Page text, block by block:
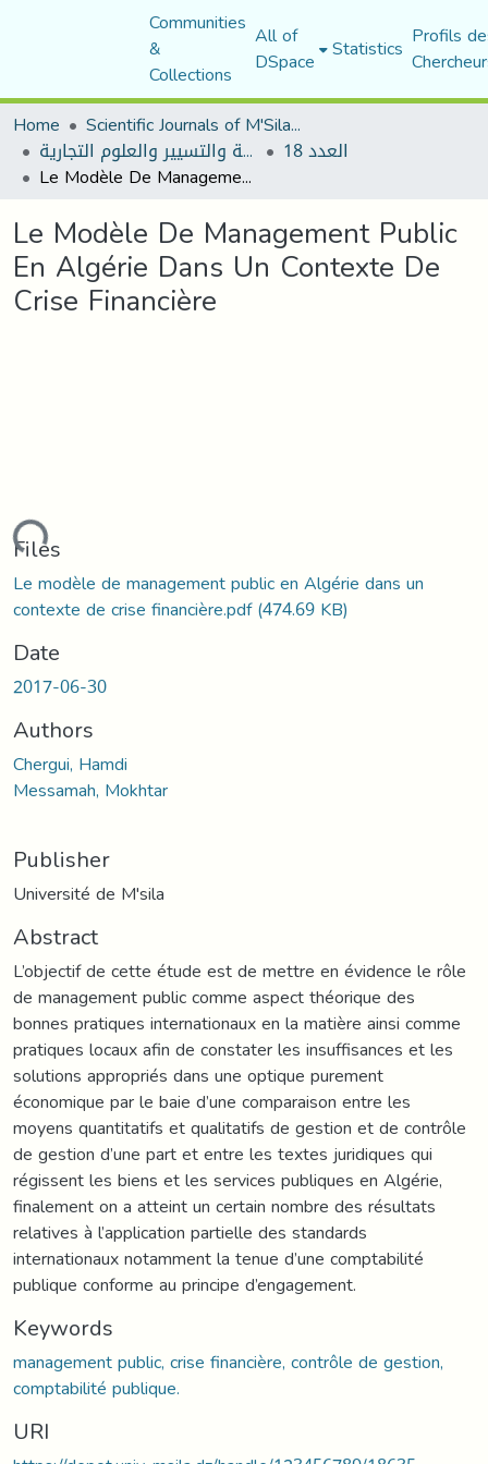
Communities
&
Collections
All of
DSpace Statistics Profils
Home
Scientific Journals of M'Sila University
مجلة العلوم الاقتصادية والتسيير والعلوم التجارية العدد 18
Le Modèle De Management Public En Algérie Dans Un Contexte De Crise Financière
Le Modèle De Management Public
En Algérie Dans Un Contexte De
Crise Financière
Files
Le modèle de management public en Algérie dans un
contexte de crise financière.pdf(474.69 KB)
Date
2017-06-30
Authors
Chergui, Hamdi
Messamah, Mokhtar
Publisher
Université de M'sila
Abstract
L’objectif de cette étude est de mettre en évidence le rôle
de management public comme aspect théorique des
bonnes pratiques internationaux en la matière ainsi comme
pratiques locaux afin de constater les insuffisances et les
solutions appropriés dans une optique purement
économique par le baie d’une comparaison entre les
moyens quantitatifs et qualitatifs de gestion et de contrôle
de gestion d’une part et entre les textes juridiques qui
régissent les biens et les services publiques en Algérie,
finalement on a atteint un certain nombre des résultats
relatives à l’application partielle des standards
internationaux notamment la tenue d’une comptabilité
publique conforme au principe d’engagement.
Keywords
management public, crise financière, contrôle de gestion,
comptabilité publique.
URI